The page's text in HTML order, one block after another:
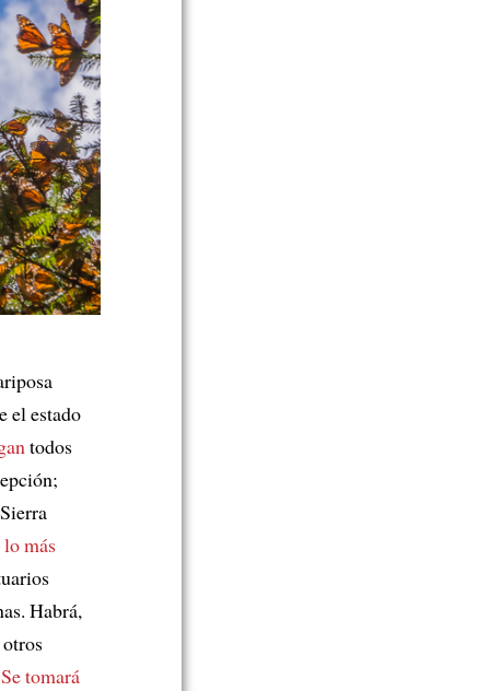
el estado
todos
más
Habrá,
Se tomará